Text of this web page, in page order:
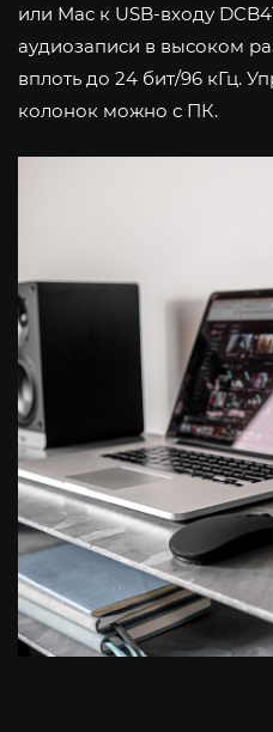
или Mac к USB-входу
аудиозаписи в высоком
вплоть до 24 бит/96 кГц.
колонок можно с ПК.